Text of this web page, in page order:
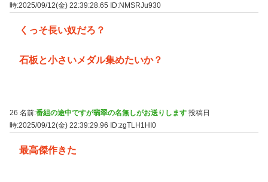
時:2025/09/12(金) 22:39:28.65 ID:NMSRJu930
くっそ長い奴だろ？
石板と小さいメダル集めたいか？
26 名前:番組の途中ですが翡翠の名無しがお送りします 投稿日
時:2025/09/12(金) 22:39:29.96
ID:zgTLH1HI0
最高傑作きた